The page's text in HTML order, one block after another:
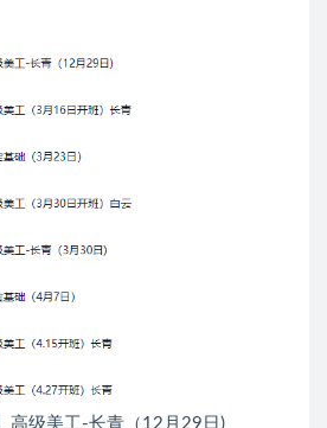
高级美工-长青（12月29日)